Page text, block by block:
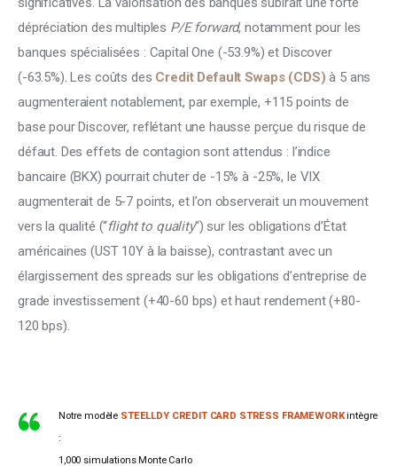
dépréciation des multiples P/E forward, notamment pour les
banques spécialisées : Capital One (-53.9%) et Discover
(-63.5%). Les coûts des Credit Default Swaps (CDS) à 5 ans
augmenteraient notablement, par exemple, +115 points de
base pour Discover, reflétant une hausse perçue du risque de
défaut. Des effets de contagion sont attendus : l’indice
bancaire (BKX) pourrait chuter de -15% à -25%, le VIX
augmenterait de 5-7 points, et l’on observerait un mouvement
vers la qualité (“flight to quality“) sur les obligations d’État
américaines (UST 10Y à la baisse), contrastant avec un
élargissement des spreads sur les obligations d’entreprise de
grade investissement (+40-60 bps) et haut rendement (+80-
120 bps).
Notre modèle STEELLDY CREDIT CARD STRESS FRAMEWORKintègre
:
1,000 simulations Monte Carlo